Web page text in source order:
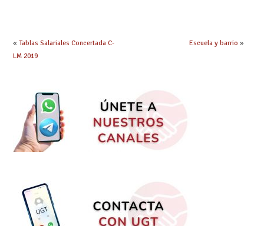
« Tablas Salariales Concertada C-
LM 2019
Escuela y barrio »